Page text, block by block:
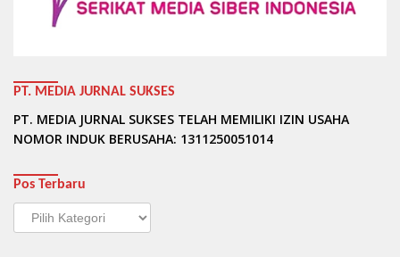
PT. MEDIA JURNAL SUKSES
PT. MEDIA JURNAL SUKSES TELAH MEMILIKI IZIN USAHA
NOMOR INDUK BERUSAHA: 1311250051014
Pos Terbaru
Pos
Terbaru